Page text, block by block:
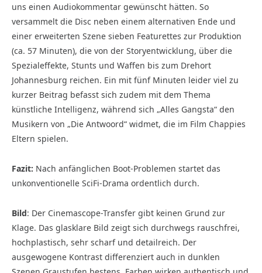
uns einen Audiokommentar gewünscht hätten. So
versammelt die Disc neben einem alternativen Ende und
einer erweiterten Szene sieben Featurettes zur Produktion
(ca. 57 Minuten), die von der Story­entwicklung, über die
Spezialeffekte, Stunts und Waffen bis zum Drehort
Johannesburg reichen. Ein mit fünf Minuten leider viel zu
kurzer Beitrag befasst sich zudem mit dem Thema
künstliche Intelligenz, während sich „Alles Gangsta“ den
Musikern von „Die Antwoord“ widmet, die im Film Chappies
Eltern spielen.
Fazit: Nach anfänglichen Boot-Problemen startet das
unkonventionelle SciFi-Drama ordentlich durch.
Bild: Der Cinemascope-Transfer gibt keinen Grund zur
Klage. Das glasklare Bild zeigt sich durchwegs rauschfrei,
hochplastisch, sehr scharf und detailreich. Der
ausgewogene Kontrast differenziert auch in dunklen